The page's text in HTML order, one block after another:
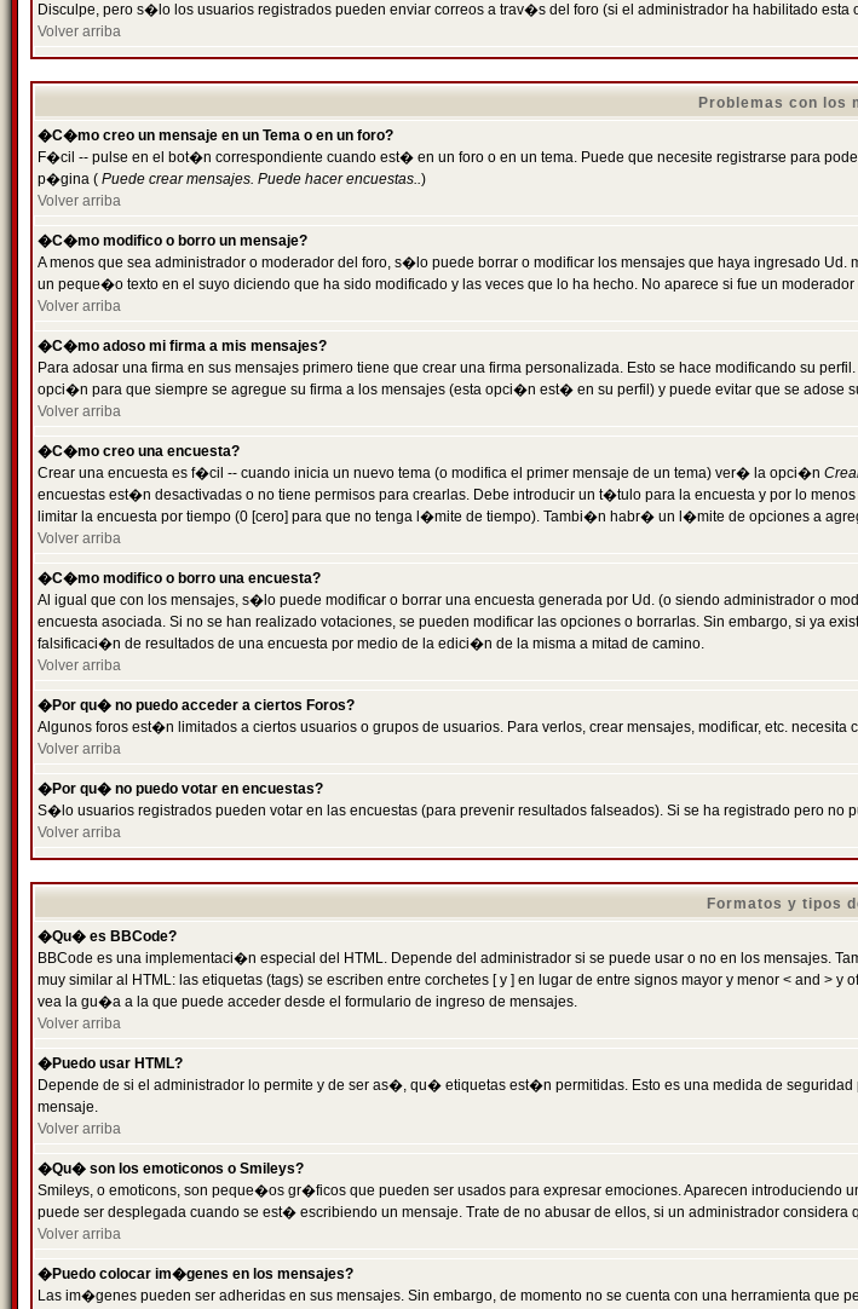
Disculpe, pero s�lo los usuarios registrados pueden enviar correos a trav�s del foro (si el administrador ha habilitado
Volver arriba
Problemas con los
�C�mo creo un mensaje en un Tema o en un foro?
F�cil -- pulse en el bot�n correspondiente cuando est� en un foro o en un tema. Puede que necesite registrarse para
p�gina ( Puede crear mensajes. Puede hacer encuestas..)
Volver arriba
�C�mo modifico o borro un mensaje?
A menos que sea administrador o moderador del foro, s�lo puede borrar o modificar los mensajes que haya ingresado Ud.
un peque�o texto en el suyo diciendo que ha sido modificado y las veces que lo ha hecho. No aparece si fue un
Volver arriba
�C�mo adoso mi firma a mis mensajes?
Para adosar una firma en sus mensajes primero tiene que crear una firma personalizada. Esto se hace modificando su
opci�n para que siempre se agregue su firma a los mensajes (esta opci�n est� en su perfil) y puede evitar que se adose
Volver arriba
�C�mo creo una encuesta?
Crear una encuesta es f�cil -- cuando inicia un nuevo tema (o modifica el primer mensaje de un tema) ver� la opci�n
encuestas est�n desactivadas o no tiene permisos para crearlas. Debe introducir un t�tulo para la encuesta y por lo
limitar la encuesta por tiempo (0 [cero] para que no tenga l�mite de tiempo). Tambi�n habr� un l�mite de opciones a
Volver arriba
�C�mo modifico o borro una encuesta?
Al igual que con los mensajes, s�lo puede modificar o borrar una encuesta generada por Ud. (o siendo administrador o
encuesta asociada. Si no se han realizado votaciones, se pueden modificar las opciones o borrarlas. Sin embargo, si ya
falsificaci�n de resultados de una encuesta por medio de la edici�n de la misma a mitad de camino.
Volver arriba
�Por qu� no puedo acceder a ciertos Foros?
Algunos foros est�n limitados a ciertos usuarios o grupos de usuarios. Para verlos, crear mensajes, modificar, etc.
Volver arriba
�Por qu� no puedo votar en encuestas?
S�lo usuarios registrados pueden votar en las encuestas (para prevenir resultados falseados). Si se ha registrado pero
Volver arriba
Formatos y tipos
�Qu� es BBCode?
BBCode es una implementaci�n especial del HTML. Depende del administrador si se puede usar o no en los mensajes.
muy similar al HTML: las etiquetas (tags) se escriben entre corchetes [ y ] en lugar de entre signos mayor y menor < and
vea la gu�a a la que puede acceder desde el formulario de ingreso de mensajes.
Volver arriba
�Puedo usar HTML?
Depende de si el administrador lo permite y de ser as�, qu� etiquetas est�n permitidas. Esto es una medida de
mensaje.
Volver arriba
�Qu� son los emoticonos o Smileys?
Smileys, o emoticons, son peque�os gr�ficos que pueden ser usados para expresar emociones. Aparecen
puede ser desplegada cuando se est� escribiendo un mensaje. Trate de no abusar de ellos, si un administrador
Volver arriba
�Puedo colocar im�genes en los mensajes?
Las im�genes pueden ser adheridas en sus mensajes. Sin embargo, de momento no se cuenta con una herramienta